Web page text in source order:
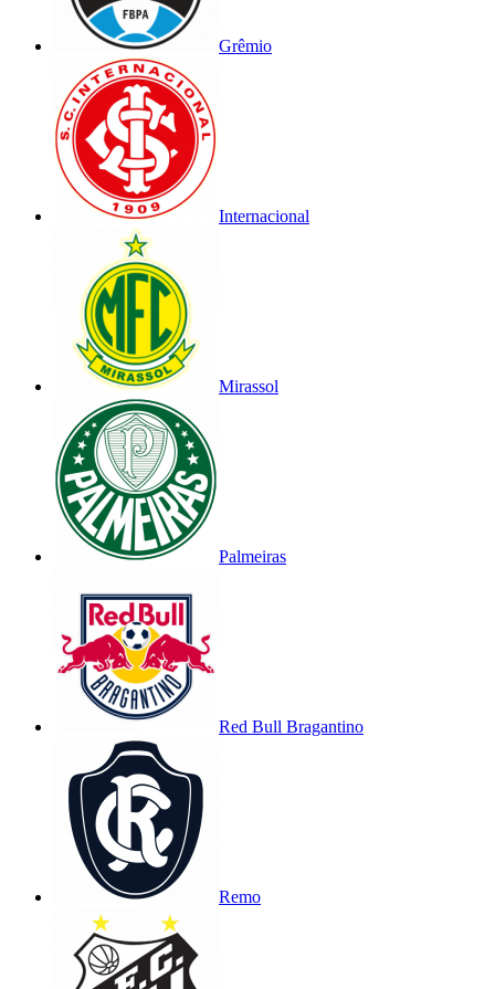
Grêmio
Internacional
Mirassol
Palmeiras
Red Bull Bragantino
Remo